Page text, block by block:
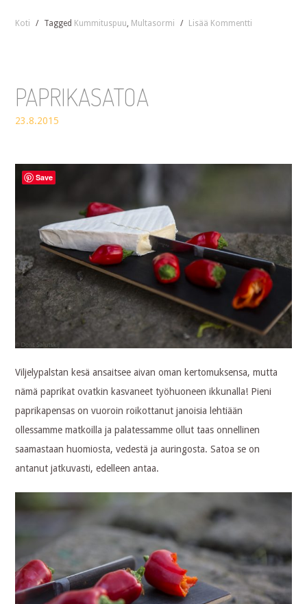
Koti / Tagged Kummituspuu, Multasormi / Lisää Kommentti
PAPRIKASATOA
23.8.2015
Viljelypalstan kesä ansaitsee aivan oman kertomuksensa, mutta
nämä paprikat ovatkin kasvaneet työhuoneen ikkunalla! Pieni
paprikapensas on vuoroin roikottanut janoisia lehtiään
ollessamme matkoilla ja palatessamme ollut taas onnellinen
saamastaan huomiosta, vedestä ja auringosta. Satoa se on
antanut jatkuvasti, edelleen antaa.
Save